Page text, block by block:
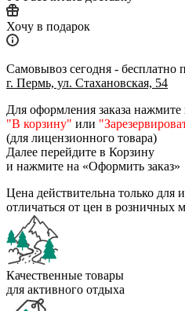
Хочу в подарок
Самовывоз сегодня - бесплатно
г. Пермь, ул. Стахановская, 54
Для оформления заказа нажмите
"В корзину" или
(для лицензионного товара)
Далее перейдите в Корзину
и нажмите на «Оформить заказ»
Цена действительна только для
отличаться от цен в розничных
Качественные товары
для активного отдыха